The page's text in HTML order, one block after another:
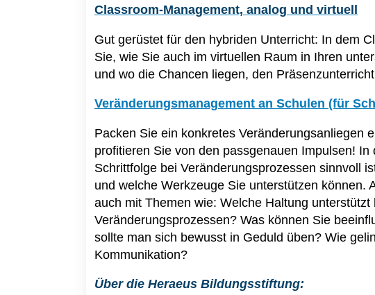
Classroom-Management, analog und virtuell
Gut gerüstet für den hybriden Unterricht: In dem
Sie, wie Sie auch im virtuellen Raum in Ihren
und wo die Chancen liegen, den
Veränderungsmanagement an Schulen (für
Packen Sie ein konkretes Veränderungsanliegen
profitieren Sie von den passgenauen Impulsen!
Schrittfolge bei Veränderungsprozessen sinnvoll
und welche Werkzeuge Sie unterstützen können.
auch mit Themen wie: Welche Haltung
Veränderungsprozessen? Was können Sie
sollte man sich bewusst in Geduld üben? Wie
Kommunikation?
Über die Heraeus Bildungsstiftung: